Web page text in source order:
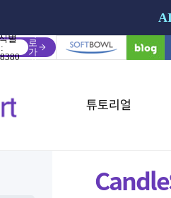
별
바
로
가
기
튜토리얼